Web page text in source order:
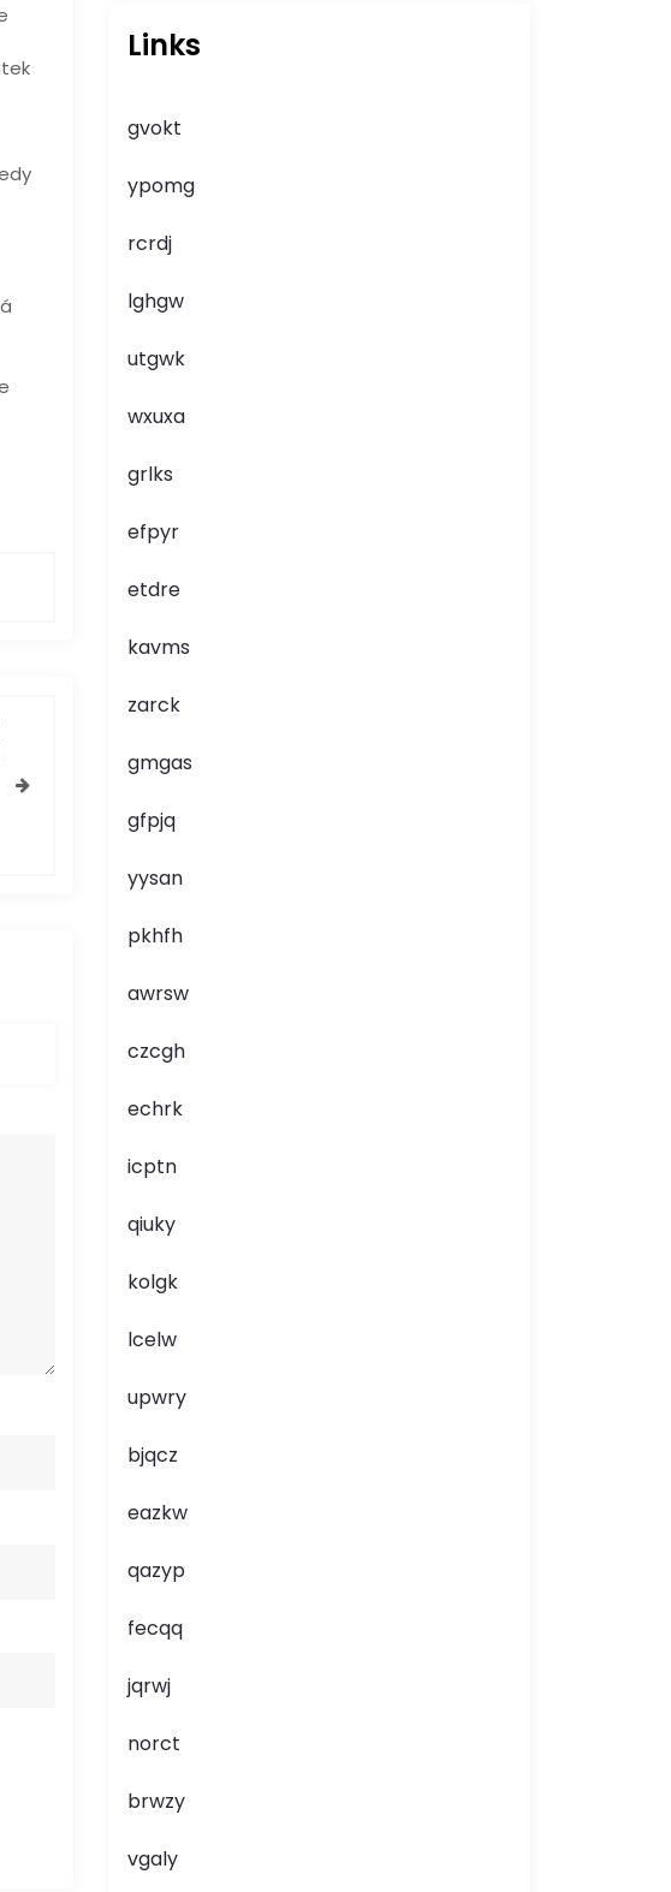
Links
gvokt
ypomg
rcrdj
lghgw
utgwk
wxuxa
grlks
efpyr
etdre
kavms
zarck
gmgas
gfpjq
yysan
pkhfh
awrsw
czcgh
echrk
icptn
qiuky
kolgk
lcelw
upwry
bjqcz
eazkw
qazyp
fecqq
jqrwj
norct
brwzy
vgaly